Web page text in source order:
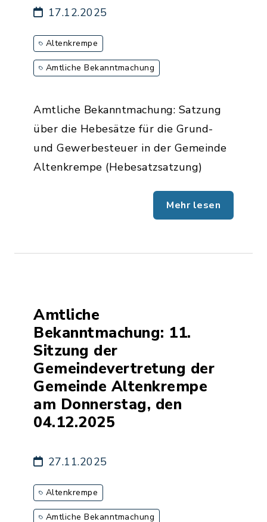
17.12.2025
Altenkrempe
Amtliche Bekanntmachung
Amtliche Bekanntmachung: Satzung
über die Hebesätze für die Grund-
und Gewerbesteuer in der Gemeinde
Altenkrempe (Hebesatzsatzung)
Mehr lesen
Amtliche
Bekanntmachung: 11.
Sitzung der
Gemeindevertretung der
Gemeinde Altenkrempe
am Donnerstag, den
04.12.2025
27.11.2025
Altenkrempe
Amtliche Bekanntmachung